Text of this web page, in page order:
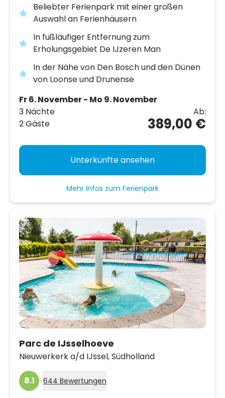
Beliebter Ferienpark mit einer großen
Auswahl an Ferienhäusern
In fußläufiger Entfernung zum
Erholungsgebiet De IJzeren Man
In der Nähe von Den Bosch und den Dünen
von Loonse und Drunense
Fr 6. November - Mo 9. November
3 Nächte
2 Gäste
Ab:
389,00 €
Unterkünfte ansehen
Mehr Infos zum Ferienpark
Parc de IJsselhoeve
Nieuwerkerk a/d IJssel,Südholland
8.1 644 Bewertungen